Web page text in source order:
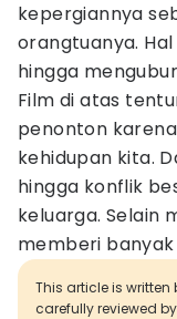
kepergiannya
orangtuanya.
hingga
Film di atas
penonton
kehidupan kita.
hingga konflik
keluarga. Selain
memberi
This article is
carefully reviewed